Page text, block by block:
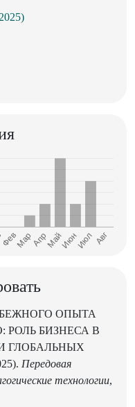
ОПЫТА
РОЛЬ БИЗНЕСА В
ГЛОБАЛЬНЫХ
Передовая
технологии,